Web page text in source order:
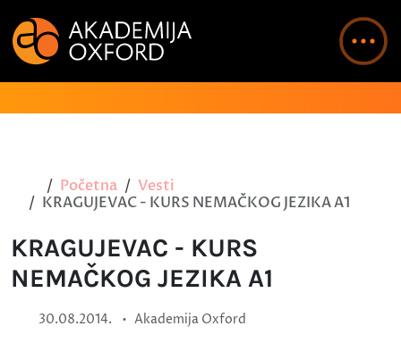
Početna
Vesti
KRAGUJEVAC - KURS NEMAČKOG JEZIKA A1
KRAGUJEVAC - KURS
NEMAČKOG JEZIKA A1
30.08.2014. • Akademija Oxford